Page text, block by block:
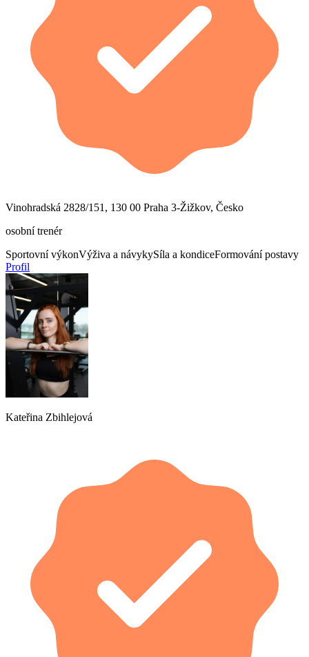
Vinohradská 2828/151, 130 00 Praha 3-Žižkov, Česko
osobní trenér
Sportovní výkonVýživa a návykySíla a kondiceFormování postavy
Profil
Kateřina Zbihlejová